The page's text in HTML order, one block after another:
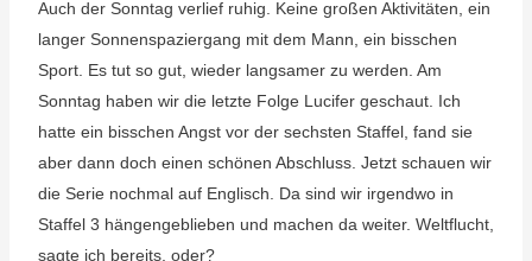
Auch der Sonntag verlief ruhig. Keine großen Aktivitäten, ein
langer Sonnenspaziergang mit dem Mann, ein bisschen
Sport. Es tut so gut, wieder langsamer zu werden. Am
Sonntag haben wir die letzte Folge Lucifer geschaut. Ich
hatte ein bisschen Angst vor der sechsten Staffel, fand sie
aber dann doch einen schönen Abschluss. Jetzt schauen wir
die Serie nochmal auf Englisch. Da sind wir irgendwo in
Staffel 3 hängengeblieben und machen da weiter. Weltflucht,
sagte ich bereits, oder?